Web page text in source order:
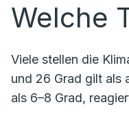
Welche
Viele stellen die
und 26 Grad gilt als
als 6–8 Grad,